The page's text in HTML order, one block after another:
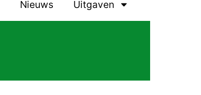
Nieuws Uitgaven